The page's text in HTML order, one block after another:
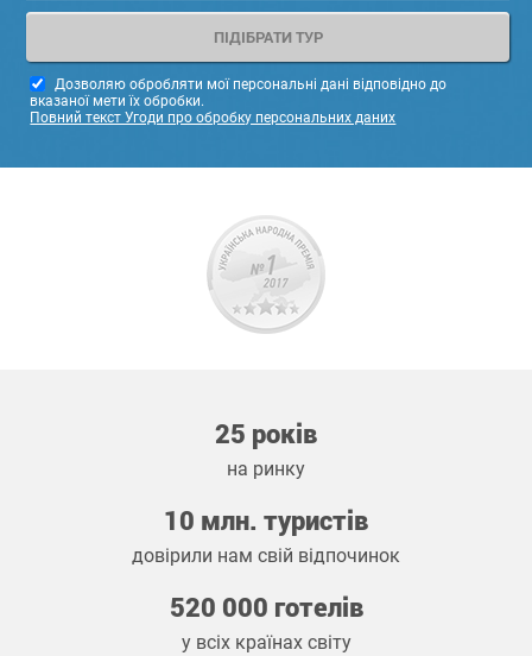
Дозволяю обробляти мої персональні дані відповідно до
вказаної мети їх обробки.
Повний текст Угоди про обробку персональних даних
25 років
на ринку
10 млн. туристів
довірили нам свій відпочинок
520 000 готелів
у всіх країнах світу